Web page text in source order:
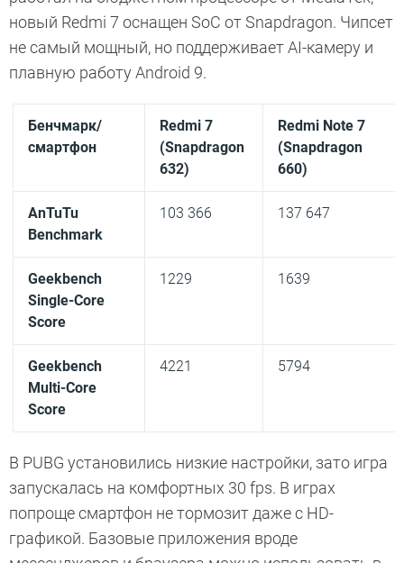
новый Redmi 7 оснащен SoC от Snapdragon. Чипсет
не самый мощный, но поддерживает AI-камеру и
плавную работу Android 9.
Бенчмарк/
смартфон
Redmi 7
(Snapdragon
632)
Redmi Note 7
(Snapdragon
660)
AnTuTu
Benchmark
103 366 137 647
Geekbench
Single-Core
Score
1229 1639
Geekbench
Multi-Core
Score
4221 5794
В PUBG установились низкие настройки, зато игра
запускалась на комфортных 30 fps. В играх
попроще смартфон не тормозит даже с HD-
графикой. Базовые приложения вроде